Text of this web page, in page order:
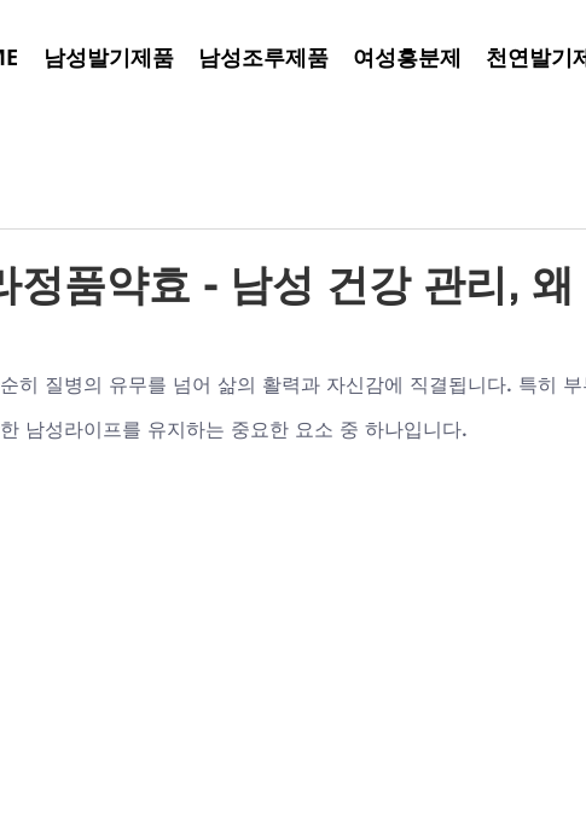
남성발기제품 남성조루제품 여성흥분제 천연발기
정품약효 - 남성 건강 관리,
히 질병의 유무를 넘어 삶의 활력과 자신감에 직결됩니다. 특히
남성라이프를 유지하는 중요한 요소 중 하나입니다.